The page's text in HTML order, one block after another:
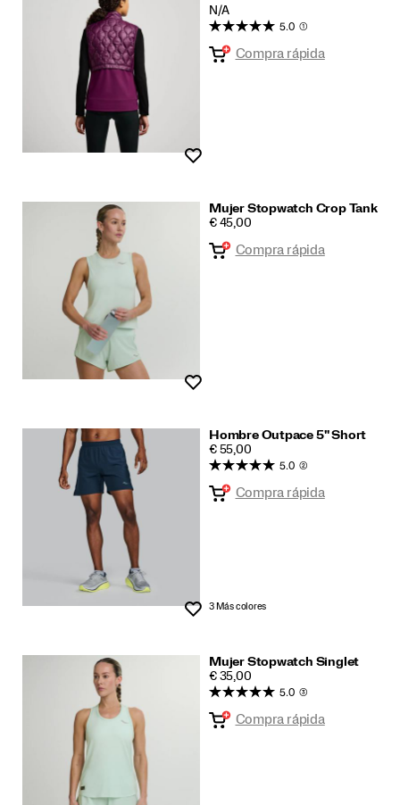
N/A
5.0 (1)
Compra rápida
Mujer Stopwatch Crop Tank
PRICE
€ 45,00
Compra rápida
Hombre Outpace 5" Short
PRICE
€ 55,00
Lista de deseos
5.0 (2)
Compra rápida
3 Más colores
Mujer Stopwatch Singlet
PRICE
€ 35,00
5.0 (3)
Compra rápida